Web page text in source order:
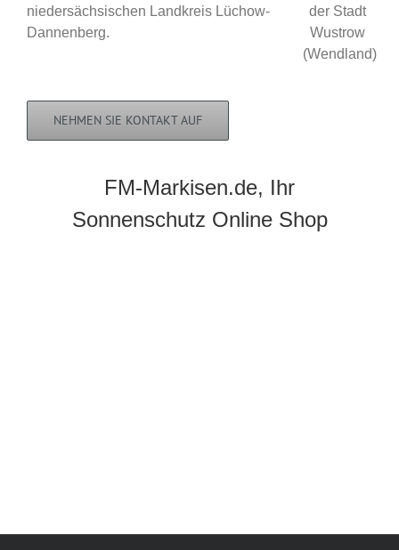
niedersächsischen Landkreis Lüchow-
Dannenberg.
NEHMEN SIE KONTAKT AUF
FM-Markisen.de, Ihr
Sonnenschutz Online Shop